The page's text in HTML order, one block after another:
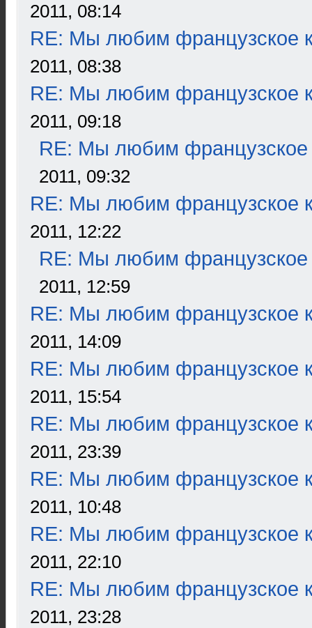
2011, 08:14
RE: Мы любим французское
2011, 08:38
RE: Мы любим французское
2011, 09:18
RE: Мы любим французское
2011, 09:32
RE: Мы любим французское
2011, 12:22
RE: Мы любим французское
2011, 12:59
RE: Мы любим французское
2011, 14:09
RE: Мы любим французское
2011, 15:54
RE: Мы любим французское
2011, 23:39
RE: Мы любим французское
2011, 10:48
RE: Мы любим французское
2011, 22:10
RE: Мы любим французское
2011, 23:28